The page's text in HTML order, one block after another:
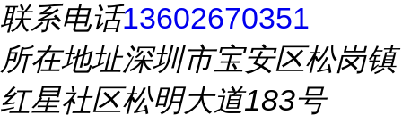
联系电话13602670351
所在地址深圳市宝安区松岗镇
红星社区松明大道183号